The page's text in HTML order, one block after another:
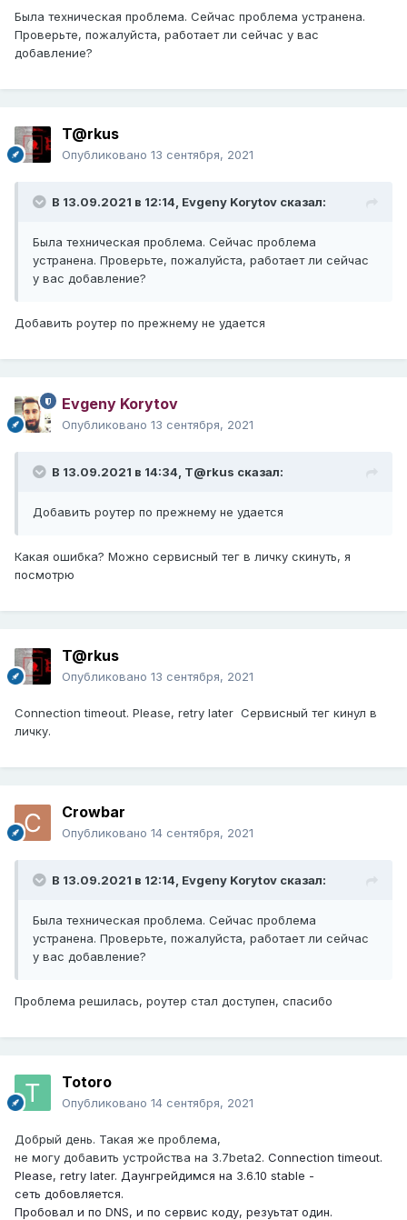
Была техническая проблема. Сейчас проблема устранена.
Проверьте, пожалуйста, работает ли сейчас у вас
добавление?
T@rkus
Опубликовано 13 сентября, 2021
В 13.09.2021 в 12:14, Evgeny Korytov сказал:
Была техническая проблема. Сейчас проблема
устранена. Проверьте, пожалуйста, работает ли сейчас
у вас добавление?
Добавить роутер по прежнему не удается
Evgeny Korytov
Опубликовано 13 сентября, 2021
В 13.09.2021 в 14:34, T@rkus сказал:
Добавить роутер по прежнему не удается
Какая ошибка? Можно сервисный тег в личку скинуть, я
посмотрю
T@rkus
Опубликовано 13 сентября, 2021
Connection timeout. Please, retry later Сервисный тег кинул в
личку.
Crowbar
Опубликовано 14 сентября, 2021
В 13.09.2021 в 12:14, Evgeny Korytov сказал:
Была техническая проблема. Сейчас проблема
устранена. Проверьте, пожалуйста, работает ли сейчас
у вас добавление?
Проблема решилась, роутер стал доступен, спасибо
Totoro
Опубликовано 14 сентября, 2021
Добрый день. Такая же проблема,
не могу добавить устройства на 3.7beta2. Connection timeout.
Please, retry later. Даунгрейдимся на 3.6.10 stable -
сеть добовляется.
Пробовал и по DNS, и по сервис коду, резуьтат один.